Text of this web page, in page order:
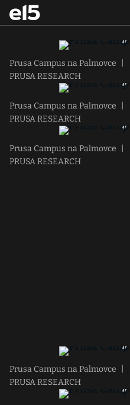
Prusa Campus na Palmovce
PRUSA RESEARCH
Prusa Campus na Palmovce
PRUSA RESEARCH
Prusa Campus na Palmovce
PRUSA RESEARCH
Prusa Campus na Palmovce
PRUSA RESEARCH